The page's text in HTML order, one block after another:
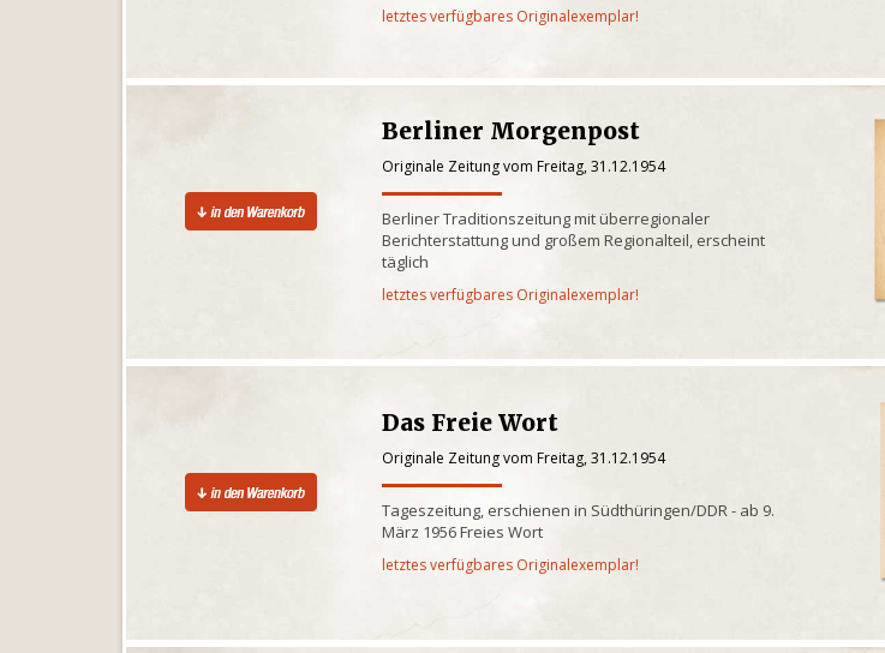
letztes verfügbares Originalexemplar!
Berliner Morgenpost
Originale Zeitung vom Freitag, 31.12.1954
Berliner Traditionszeitung mit überregionaler
Berichterstattung und großem Regionalteil, erscheint
täglich
letztes verfügbares Originalexemplar!
Das Freie Wort
Originale Zeitung vom Freitag, 31.12.1954
Tageszeitung, erschienen in Südthüringen/DDR - ab 9.
März 1956 Freies Wort
letztes verfügbares Originalexemplar!